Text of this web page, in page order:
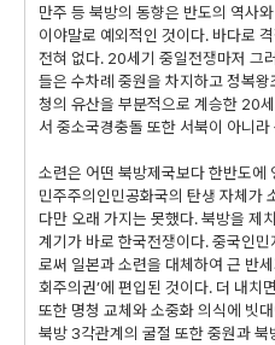
만주 등 북방의 동향은 반도의 역사
이야말로 예외적인 것이다. 바다로
전혀 없다. 20세기 중일전쟁마저 그
들은 수차례 중원을 차지하고 정복
청의 유산을 부분적으로 계승한 20
서 중소국경충돌 또한 서북이 아니
소련은 어떤 북방제국보다 한반도에
민주주의인민공화국의 탄생 자체가
다만 오래 가지는 못했다. 북방을 제
계기가 바로 한국전쟁이다. 중국인
로써 일본과 소련을 대체하여 근 반
회주의권’에 편입된 것이다. 더 내치
또한 명청 교체와 소중화 의식에 빗
북방 3각관계의 굴절 또한 중원과